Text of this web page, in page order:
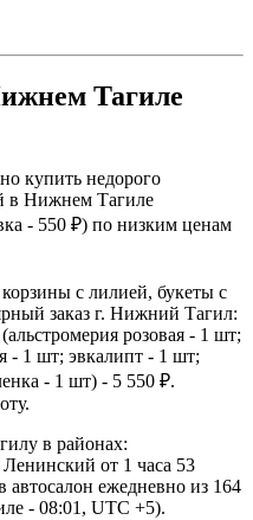
Тагиле
купить недорого
в Нижнем Тагиле
- 550 ₽) по низким ценам
с лилией, букеты с
заказ г. Нижний Тагил:
розовая - 1 шт;
- 1 шт; эвкалипт - 1 шт;
- 1 шт) - 5 550 ₽.
в районах:
от 1 часа 53
ежедневно из 164
- 08:01, UTC +5).